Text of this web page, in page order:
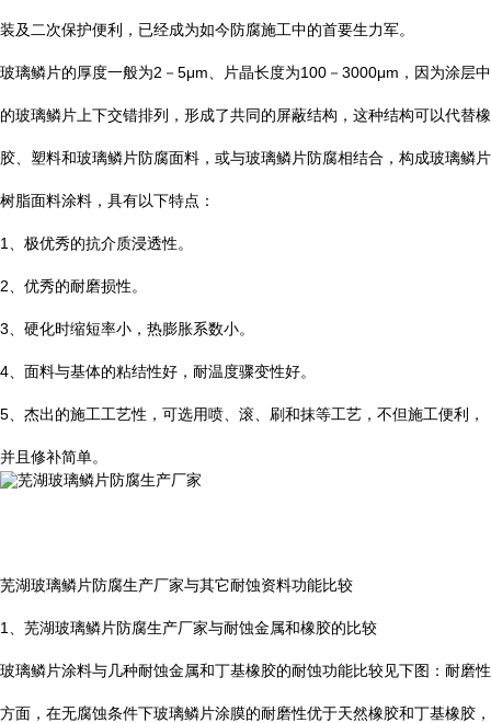
装及二次保护便利，已经成为如今防腐施工中的首要生力军。
玻璃鳞片的厚度一般为2 － 5μm 、片晶长度为100 － 3000μm ，因为涂层中
的玻璃鳞片上下交错排列，形成了共同的屏蔽结构，这种结构可以代替橡
胶、塑料和玻璃鳞片防腐面料，或与玻璃鳞片防腐相结合，构成玻璃鳞片
树脂面料涂料，具有以下特点：
1 、极优秀的抗介质浸透性。
2 、优秀的耐磨损性。
3 、硬化时缩短率小，热膨胀系数小。
4 、面料与基体的粘结性好，耐温度骤变性好。
5 、杰出的施工工艺性，可选用喷、滚、刷和抹等工艺，不但施工便利，
并且修补简单。
芜湖玻璃鳞片防腐生产厂家与其它耐蚀资料功能比较
1 、芜湖玻璃鳞片防腐生产厂家与耐蚀金属和橡胶的比较
玻璃鳞片涂料与几种耐蚀金属和丁基橡胶的耐蚀功能比较见下图：耐磨性
方面，在无腐蚀条件下玻璃鳞片涂膜的耐磨性优于天然橡胶和丁基橡胶，